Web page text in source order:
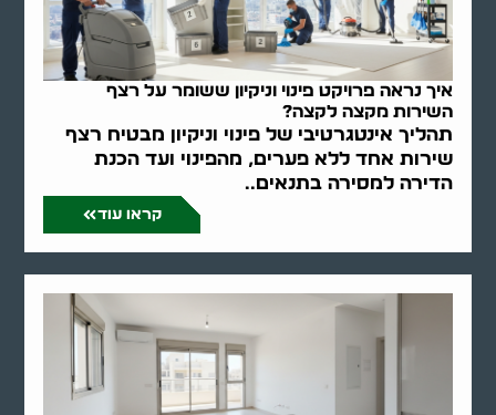
איך נראה פרויקט פינוי וניקיון ששומר על רצף
השירות מקצה לקצה?
תהליך אינטגרטיבי של פינוי וניקיון מבטיח רצף
שירות אחד ללא פערים, מהפינוי ועד הכנת
הדירה למסירה בתנאים..
קראו עוד